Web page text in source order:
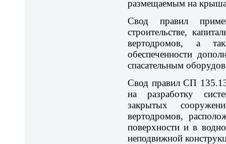
размещаемым на
Свод правил
строительстве,
вертодромов, а
обеспеченности
спасательным
Свод правил СП
на разработку
закрытых
вертодромов,
поверхности и в
неподвижной